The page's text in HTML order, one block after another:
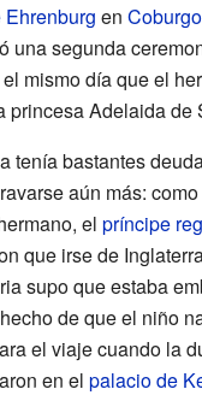
en Coburgo
una segunda
mismo día que el
princesa Adelaida de
tenía bastantes
aún más:
el príncipe
que irse de
supo que estaba
de que el niño
el viaje cuando la
en el palacio de